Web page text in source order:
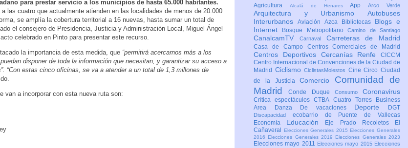
para prestar servicio a los municipios de hasta 65.000 habitantes.
las cuatro que actualmente atienden en las localidades de menos de 20.000
se amplía la cobertura territorial a 16 nuevas, hasta sumar un total de
el consejero de Presidencia, Justicia y Administración Local, Miguel Ángel
celebrado en Pinto para presentar este recurso.
la importancia de esta medida, que “permitirá acercarnos más a los
disponer de toda la información que necesitan, y garantizar su acceso a
“Con estas cinco oficinas, se va a atender a un total de 1,3 millones de
van a incorporar con esta nueva ruta son:
Agricultura Alcalá de HenaresAppArco Verde
Arquitectura y Urbanismo Autobuses
Interurbanos Aviación Azca Bibliotecas Blogs e
Internet
Bosque MetropolitanoCamino de Santiago
CanalcamTV Carnaval Carreteras de Madrid
Casa de Campo Centros Comerciales de Madrid
Centros Deportivos Cercanías Renfe CICCM
Centro Internacional de Convenciones de la Ciudad de
Madrid CiclismoCiclistasMolestos CineCircoCiudad
de la JusticiaComercio Comunidad de
MadridConde Duque Consumo Coronavirus
Crítica espectáculosCTBA Cuatro Torres Business
Area
Danza De vacaciones Deporte DGT
Discapacidad ecobarrio de Puente de Vallecas
Economía Educación Eje Prado Recoletos
El
Cañaveral
Elecciones Generales 2015 Elecciones Generales
2016 Elecciones Generales 2019 Elecciones Generales 2023
Elecciones mayo 2011 Elecciones mayo 2015 Elecciones